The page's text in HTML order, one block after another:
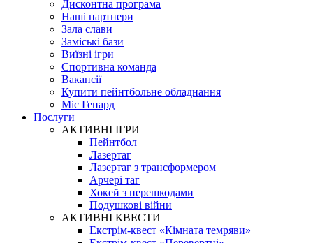
Дисконтна програма
Наші партнери
Зала слави
Заміські бази
Виїзні ігри
Спортивна команда
Вакансії
Купити пейнтбольне обладнання
Міс Гепард
Послуги
АКТИВНІ ІГРИ
Пейнтбол
Лазертаг
Лазертаг з трансформером
Арчері таг
Хокей з перешкодами
Подушкові війни
АКТИВНІ КВЕСТИ
Екстрім-квест «Кімната темряви»